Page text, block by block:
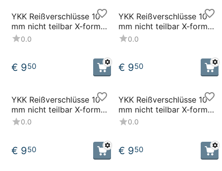
YKK Reißverschlüsse 10
mm nicht teilbar X-form
grau
0.0
€ 950
YKK Reißverschlüsse 10
mm nicht teilbar X-form
sand
0.0
€ 950
YKK Reißverschlüsse 10
mm nicht teilbar X-form
weiß
0.0
€ 950
YKK Reißverschlüsse 10
mm nicht teilbar X-form
schwarz
0.0
€ 950